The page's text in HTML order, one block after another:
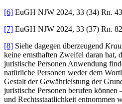
[6] EuGH NJW 2024, 33 (34) Rn.
[7] EuGH NJW 2024, 33 (37) Rn.
[8] Siehe dagegen überzeugend
keine ernsthaften Zweifel daran hat,
juristische Personen Anwendung
natürliche Personen weder dem
Gestalt der Gewährleistung der
juristische Personen berufen können
und Rechtsstaatlichkeit entnommen